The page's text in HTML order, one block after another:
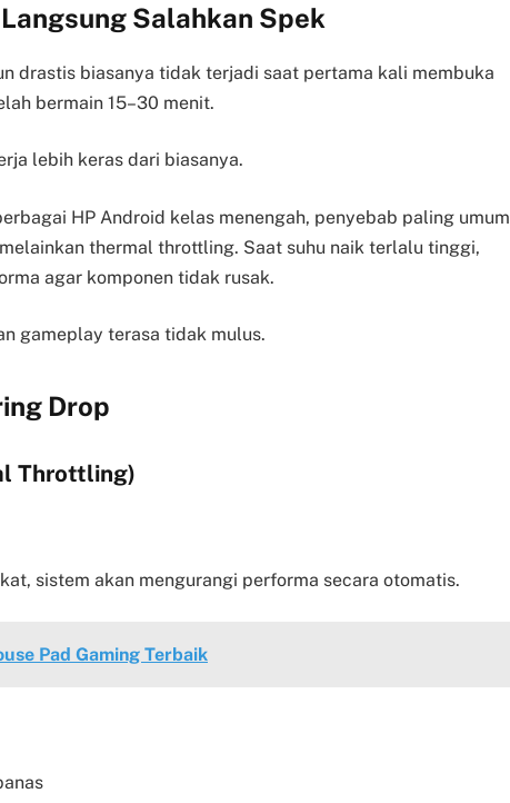
Salahkan Spek
drastis biasanya tidak terjadi saat pertama kali membuka
bermain 15–30 menit.
lebih keras dari biasanya.
HP Android kelas menengah, penyebab paling umum
thermal throttling. Saat suhu naik terlalu tinggi,
agar komponen tidak rusak.
gameplay terasa tidak mulus.
Drop
Throttling)
sistem akan mengurangi performa secara otomatis.
Pad Gaming Terbaik